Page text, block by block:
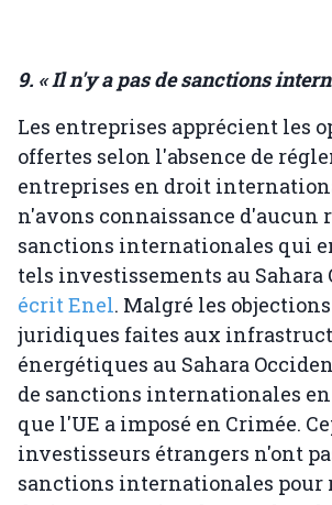
9. « Il n'y a pas de sanctions
Les entreprises apprécient les
offertes selon l'absence de
entreprises en droit
n'avons connaissance d'aucun
sanctions internationales qui
tels investissements au Sahara
écrit Enel. Malgré les
juridiques faites aux
énergétiques au Sahara
de sanctions internationales
que l'UE a imposé en Crimée.
investisseurs étrangers n'ont
sanctions internationales pour